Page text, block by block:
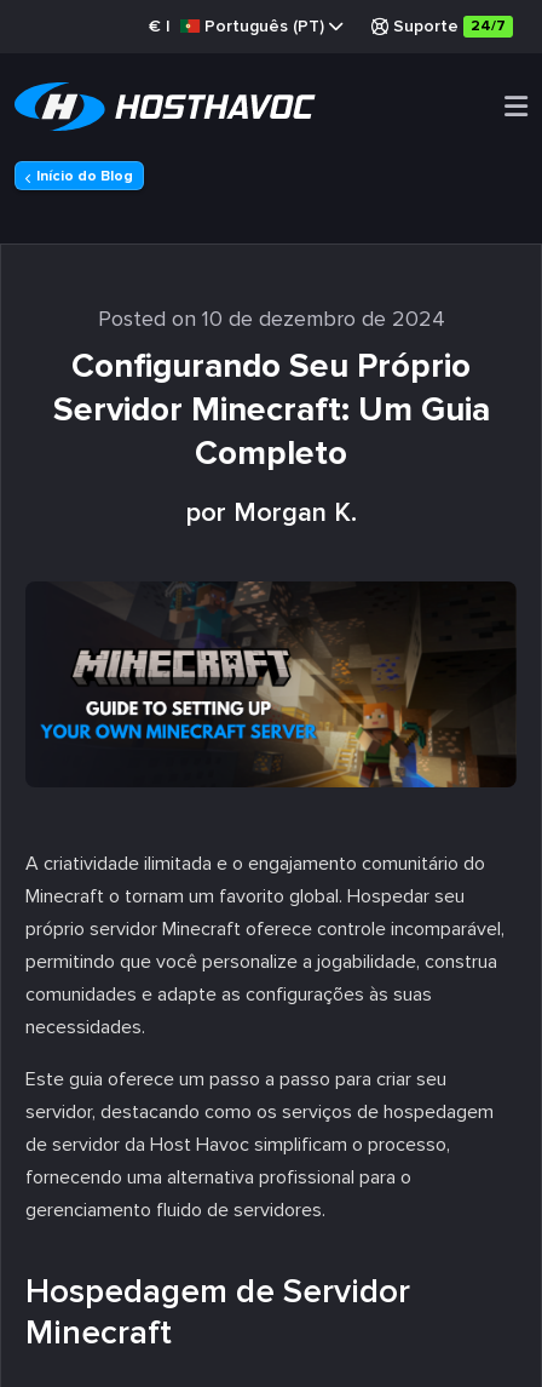
€ | Português (PT) Suporte 24/7
Início do Blog
Posted on 10 de dezembro de 2024
Configurando Seu Próprio
Servidor Minecraft: Um Guia
Completo
por Morgan K.
A criatividade ilimitada e o engajamento comunitário do
Minecraft o tornam um favorito global. Hospedar seu
próprio servidor Minecraft oferece controle incomparável,
permitindo que você personalize a jogabilidade, construa
comunidades e adapte as configurações às suas
necessidades.
Este guia oferece um passo a passo para criar seu
servidor, destacando como os serviços de hospedagem
de servidor da Host Havoc simplificam o processo,
fornecendo uma alternativa profissional para o
gerenciamento fluido de servidores.
Hospedagem de Servidor
Minecraft